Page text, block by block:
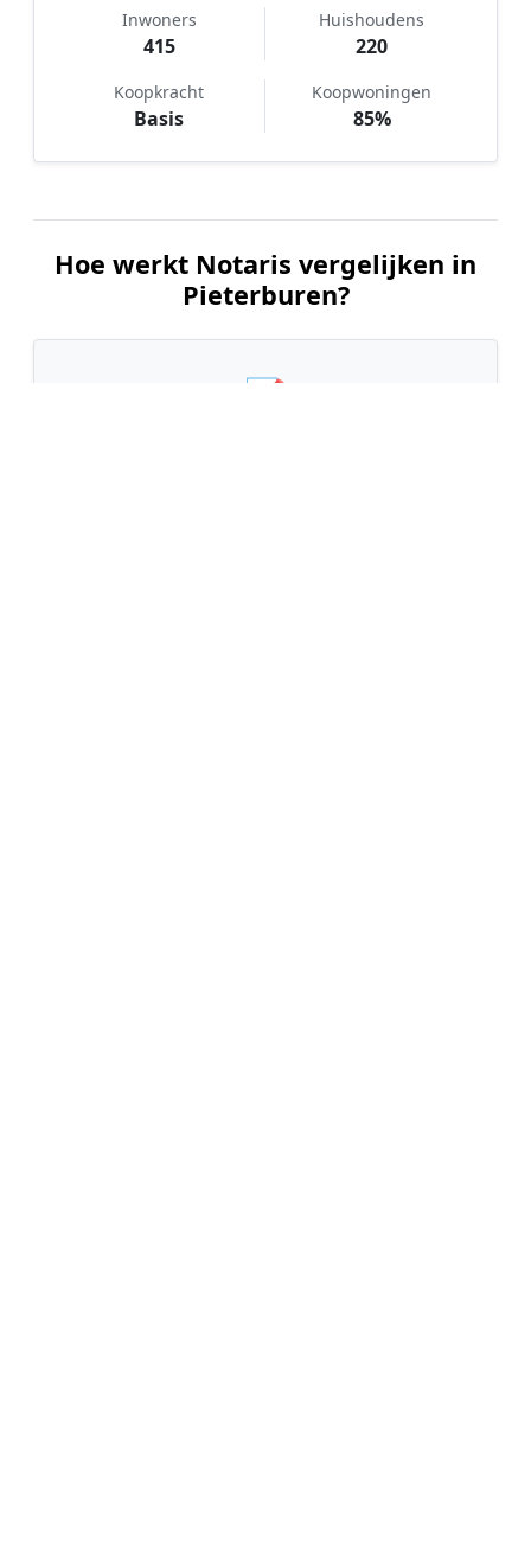
Inwoners
415
Huishoudens
220
Koopkracht
Basis
Koopwoningen
85%
Hoe werkt Notaris vergelijken in
Pieterburen?
📝